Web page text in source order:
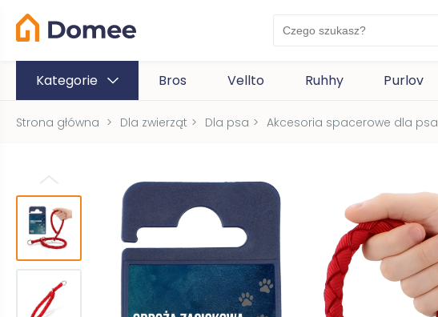
Kategorie Bros Vellto Ruhhy Purlov
Strona główna > Dla zwierząt > Dla psa > Akcesoria spacerowe dla psa